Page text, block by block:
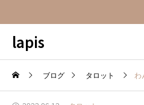
lapis
ブログ タロット わ